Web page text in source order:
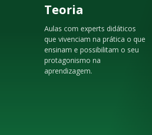
Teoria
Aulas com experts didáticos
que vivenciam na prática o que
ensinam e possibilitam o seu
protagonismo na
aprendizagem.